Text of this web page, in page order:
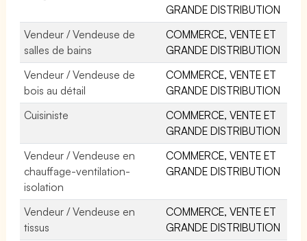
GRANDE DISTRIBUTION
Vendeur / Vendeuse de
salles de bains
COMMERCE, VENTE ET
GRANDE DISTRIBUTION
Vendeur / Vendeuse de
bois au détail
COMMERCE, VENTE ET
GRANDE DISTRIBUTION
Cuisiniste
COMMERCE, VENTE ET
GRANDE DISTRIBUTION
Vendeur / Vendeuse en
chauffage-ventilation-
isolation
COMMERCE, VENTE ET
GRANDE DISTRIBUTION
Vendeur / Vendeuse en
tissus
COMMERCE, VENTE ET
GRANDE DISTRIBUTION